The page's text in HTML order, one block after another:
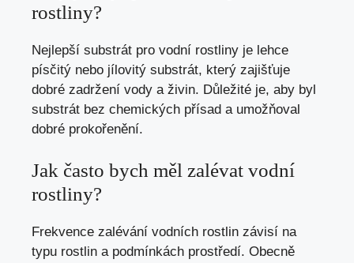
rostliny?
Nejlepší substrát pro vodní rostliny je lehce
písčitý nebo jílovitý substrát, který zajišťuje
dobré zadržení vody a živin. Důležité je, aby byl
substrát bez chemických přísad a umožňoval
dobré prokořenění.
Jak často bych měl zalévat vodní
rostliny?
Frekvence zalévání vodních rostlin závisí na
typu rostlin a podmínkách prostředí. Obecně